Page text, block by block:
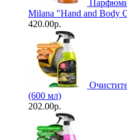
Milana "Hand and Body
420.00р.
(600 мл)
202.00р.